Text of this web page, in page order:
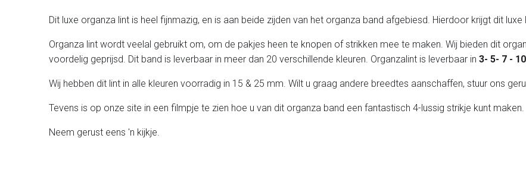
Dit luxe organza lint is heel fijnmazig, en is aan beide zijden van het organza band afgebiesd. Hierdoor krijgt dit
Organza lint wordt veelal gebruikt om, om de pakjes heen te knopen of strikken mee te maken. Wij bieden dit
voordelig geprijsd. Dit band is leverbaar in meer dan 20 verschillende kleuren. Organzalint is leverbaar in 3- 5- 7 -
Wij hebben dit lint in alle kleuren voorradig in 15 & 25 mm. Wilt u graag andere breedtes aanschaffen, stuur ons
Tevens is op onze site in een filmpje te zien hoe u van dit organza band een fantastisch 4-lussig strikje kunt maken.
Neem gerust eens 'n kijkje.